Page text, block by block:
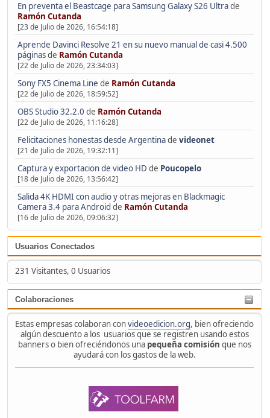
En preventa el Beastcage para Samsung Galaxy S26 Ultrade
Ramón Cutanda
[23 de Julio de 2026, 16:54:18]
Aprende Davinci Resolve 21 en su nuevo manual de casi 4.500
páginasde Ramón Cutanda
[22 de Julio de 2026, 23:34:03]
Sony FX5 Cinema Line de Ramón Cutanda
[22 de Julio de 2026, 18:59:52]
OBS Studio 32.2.0 de Ramón Cutanda
[22 de Julio de 2026, 11:16:28]
Felicitaciones honestas desde Argentinade videonet
[21 de Julio de 2026, 19:32:11]
Captura y exportacion de video HD de Poucopelo
[18 de Julio de 2026, 13:56:42]
Salida 4K HDMI con audio y otras mejoras en Blackmagic
Camera 3.4 para Android de Ramón Cutanda
[16 de Julio de 2026, 09:06:32]
Usuarios Conectados
231 Visitantes, 0 Usuarios
Colaboraciones
Estas empresas colaboran convideoedicion.org, bien ofreciendo
algún descuento a los usuarios que se registren usando estos
banners o bien ofreciéndonos una pequeña comisión que nos
ayudará con los gastos de la web.